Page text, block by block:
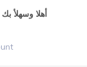
أهلا وسهلأ